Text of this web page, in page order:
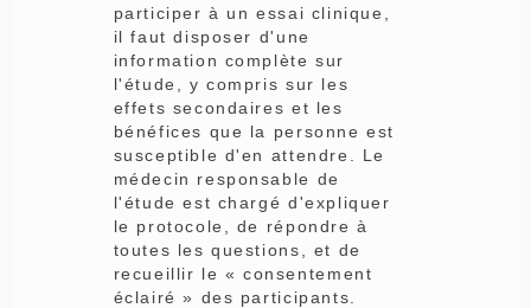
participer à un essai clinique,
il faut disposer d'une
information complète sur
l'étude, y compris sur les
effets secondaires et les
bénéfices que la personne est
susceptible d'en attendre. Le
médecin responsable de
l'étude est chargé d'expliquer
le protocole, de répondre à
toutes les questions, et de
recueillir le « consentement
éclairé » des participants.